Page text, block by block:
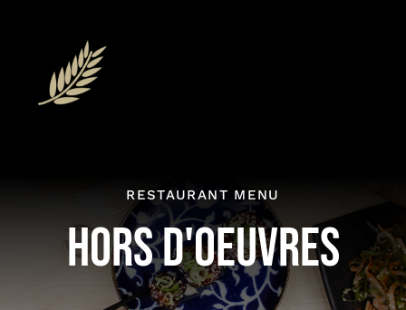
content
RESTAURANT MENU
HORS D'OEUVRES